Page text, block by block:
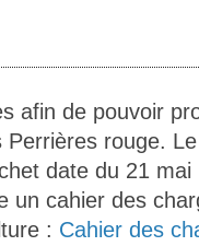
afin de pouvoir
rouge.
date du 21 mai
un cahier des
: Cahier des